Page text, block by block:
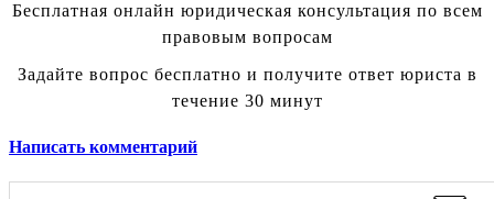
Бесплатная онлайн юридическая консультация по всем
правовым вопросам
Задайте вопрос бесплатно и получите ответ юриста в
течение 30 минут
Написать комментарий